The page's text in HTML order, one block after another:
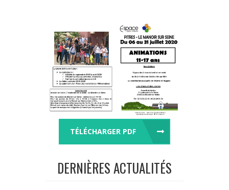
TÉLÉCHARGER PDF
DERNIÈRES ACTUALITÉS